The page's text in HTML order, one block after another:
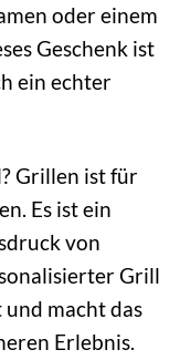
oder einem
Geschenk ist
ein echter
Grillen ist für
Es ist ein
von
Grill
macht das
Erlebnis.